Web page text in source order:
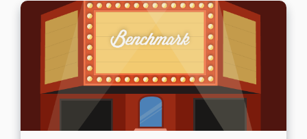
上限作为收费基准，好处是联络人总量无
上限。 若还无法确定自己适合哪个方案，
邮件营销建议一周最多发送一次邮件，平
均每个月发4封邮件，不妨依此作为联络人
方案和发送量方案的换算标准（联络人方
案*4=总寄送封数），计算CP值。 ３.名单
管理：开发与再分类 在发送营销邮件前，
我们必须要有名单，也许你原本就有一些
名单，但你也许不知道每年邮件名单会减
少25%的活跃联络人。将不活跃的联络人
提案，用主旨暗示信中有他所需要的答
案，让收件人开启信件。否则，无论我们
想出多有趣的文案，也只会沦落为对收件
人毫无价值的普通信件。 （Ｏ）苦恼伴手
礼选择？10个不俗气中秋礼盒提案！：猜
测受众有送礼的困扰，提出几个品牌选项
作为提案。 （Ｏ）告别汗如雨下烤肉！
250款电烤盘3折起！：猜测受众有室外烤
肉的不良经验，提出室内接电烤肉的提
码。 目次 什么是错误代码？ 4xx：暂时性
错误 5xx：永久性错误 一再错误发信会导
致更多错误 结论 什么是错误代码？ 这是
我实际上收到错误回信的截图，请注意看
红色圈起来的部分，被称为错误代码的
SMTP 状态码是从「xxx xxx」左侧开始的
3 位数（这里是指550），这是网际网络
传输通讯协定中，能够确认电子邮件传送
服务中发生错误原因的地方。 回到例图，
「550,...